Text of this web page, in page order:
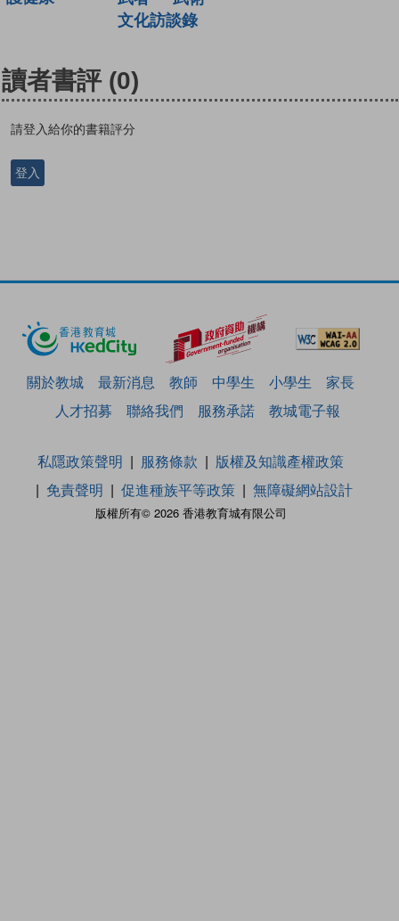
文化訪談錄
讀者書評 (0)
請登入給你的書籍評分
登入
關於教城 最新消息 教師 中學生 小學生
家長
人才招募
聯絡我們 服務承諾 教城電子報
版權所有© 2026 香港教育城有限公司
私隱政策聲明 服務條款
版權及知識產權政策
免責聲明
促進種族平等政策 無障礙網站設計